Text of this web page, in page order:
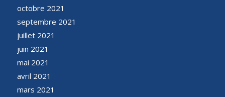
octobre 2021
septembre 2021
juillet 2021
juin 2021
mai 2021
avril 2021
mars 2021